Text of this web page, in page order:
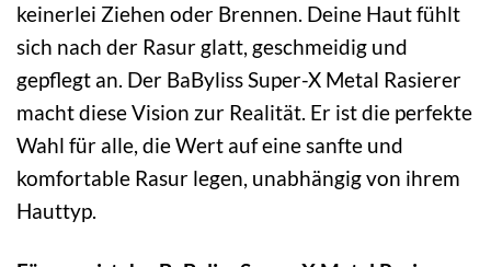
keinerlei Ziehen oder Brennen. Deine Haut fühlt
sich nach der Rasur glatt, geschmeidig und
gepflegt an. Der BaByliss Super-X Metal Rasierer
macht diese Vision zur Realität. Er ist die perfekte
Wahl für alle, die Wert auf eine sanfte und
komfortable Rasur legen, unabhängig von ihrem
Hauttyp.